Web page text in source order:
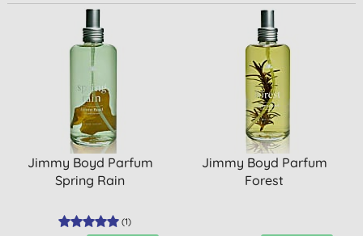
Jimmy Boyd Parfum
Spring Rain
(1)
Jimmy Boyd Parfum
Forest